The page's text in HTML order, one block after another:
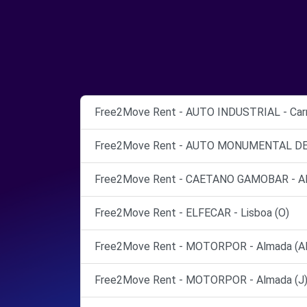
Free2Move Rent - AUTO INDUSTRIAL -
Free2Move Rent - AUTO MONUMENTAL
Free2Move Rent - CAETANO GAMOBAR -
Free2Move Rent - ELFECAR - Lisboa (O)
Free2Move Rent - MOTORPOR - Almada
Free2Move Rent - MOTORPOR - Almada (J)